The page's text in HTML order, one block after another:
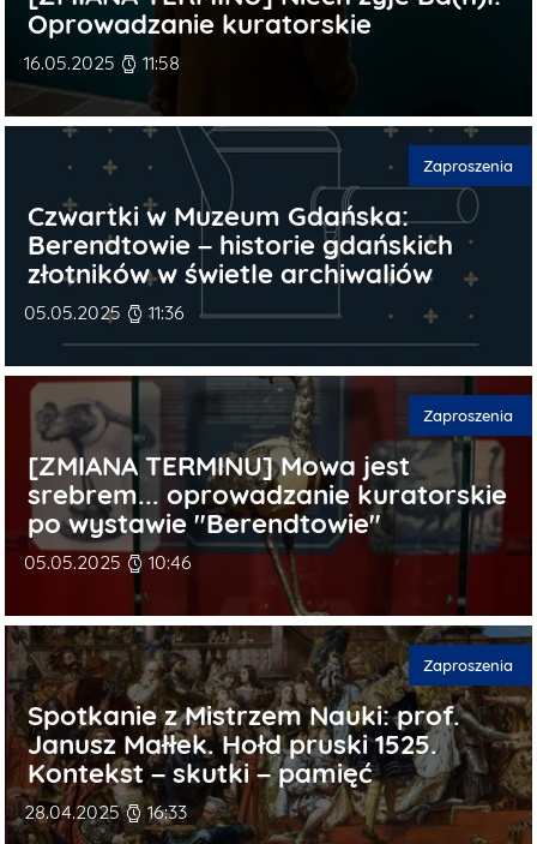
Oprowadzanie kuratorskie
Data publikacji
16.05.2025 11:58
Czwartki w Muzeum Gdańska:
Berendtowie – historie gdańskich
złotników w świetle archiwaliów
Data publikacji
05.05.2025 11:36
Kategorie
Zaproszenia
[ZMIANA TERMINU] Mowa jest
srebrem... oprowadzanie kuratorskie
po wystawie "Berendtowie"
Data publikacji
05.05.2025 10:46
Kategorie
Zaproszenia
Spotkanie z Mistrzem Nauki: prof.
Janusz Małłek. Hołd pruski 1525.
Kontekst – skutki – pamięć
Data publikacji
28.04.2025 16:33
Kategorie
Zaproszenia